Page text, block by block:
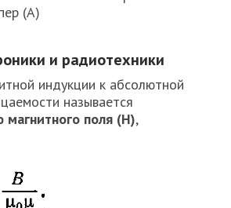
(А)
и радиотехники
индукции к абсолютной
называется
магнитного поля (Н),